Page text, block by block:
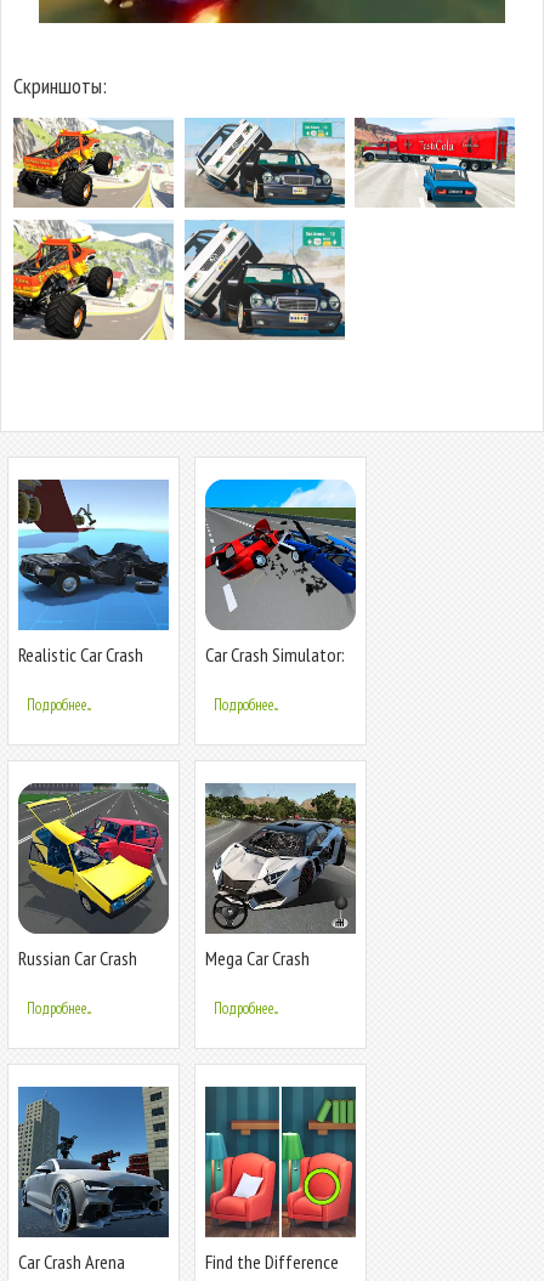
Скриншоты:
Realistic Car Crash
Подробнее...
Car Crash Simulator:
Подробнее...
Russian Car Crash
Подробнее...
Mega Car Crash
Подробнее...
Car Crash Arena
Find the Difference